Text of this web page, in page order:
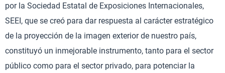
por la Sociedad Estatal de Exposiciones Internacionales,
SEEI, que se creó para dar respuesta al carácter estratégico
de la proyección de la imagen exterior de nuestro país,
constituyó un inmejorable instrumento, tanto para el sector
público como para el sector privado, para potenciar la